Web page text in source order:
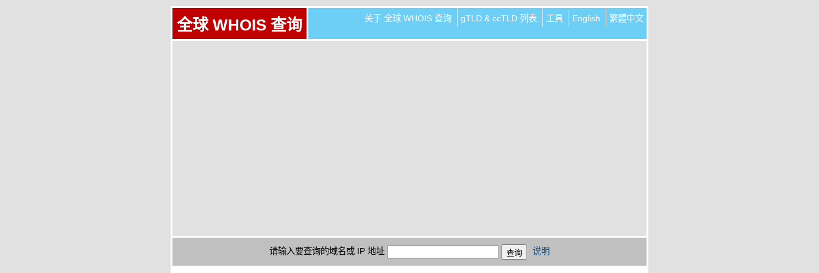
全球 WHOIS 查询 关于 全球 WHOIS 查询 gTLD & ccTLD 列表 工具 English 繁體中文
请输入要查询的域名或 IP 地址 说明